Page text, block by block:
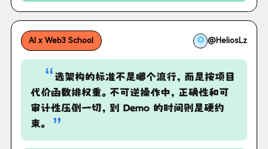
AI x Web3 School ◎ @HeliosLz
选架构的标准不是哪个流行，而是按项目
代价函数排权重。不可逆操作中，正确性和可
审计性压倒一切，到 Demo 的时间则是硬约
束。
”